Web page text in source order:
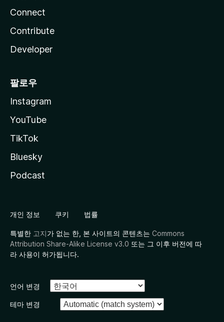
Connect
Contribute
Developer
팔로우
Instagram
YouTube
TikTok
Bluesky
Podcast
개인 정보 쿠키 법률
특별한 고지가 없는 한, 본 사이트의 콘텐츠는 Commons
Attribution Share-Alike License v3.0 또는 그 이후 버전에 따
라 사용이 허가됩니다.
언어 변경
테마 변경